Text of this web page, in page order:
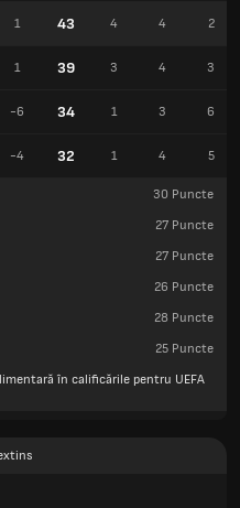
1 43 4 4 2
1 39 3 4 3
-6 34 1 3 6
-4 32 1 4 5
30 Puncte
27 Puncte
27 Puncte
26 Puncte
28 Puncte
25 Puncte
în calificările pentru UEFA